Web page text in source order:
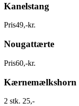
Kanelstang
Pris49,-kr.
Nougattærte
Pris60,-kr.
Kærnemælkshorn
2 stk. 25,-